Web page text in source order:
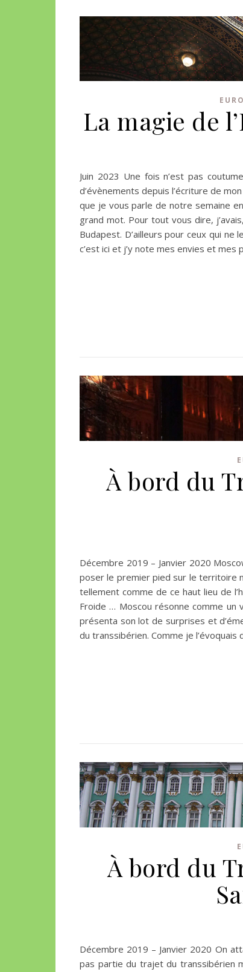
La magie de
Juin 2023 Une fois n’est pas
d’évènements depuis l’écriture de
que je vous parle de notre semaine
grand mot. Pour tout vous dire,
Budapest. D’ailleurs pour ceux qui
c’est ici et j’y note mes envies et mes
À bord du
Décembre 2019 – Janvier 2020
poser le premier pied sur le territoire
tellement comme de ce haut lieu de
Froide … Moscou résonne comme un
présenta son lot de surprises et
du transsibérien. Comme je
À bord du
Décembre 2019 – Janvier 2020 On
pas partie du trajet du transsibérien